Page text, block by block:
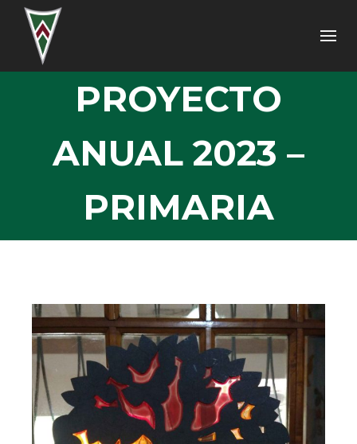
PROYECTO
ANUAL 2023 –
PRIMARIA